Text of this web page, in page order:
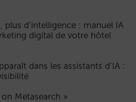
plus d’intelligence : manuel IA
digital de votre hôtel
dans les assistants d’IA :
Metasearch »